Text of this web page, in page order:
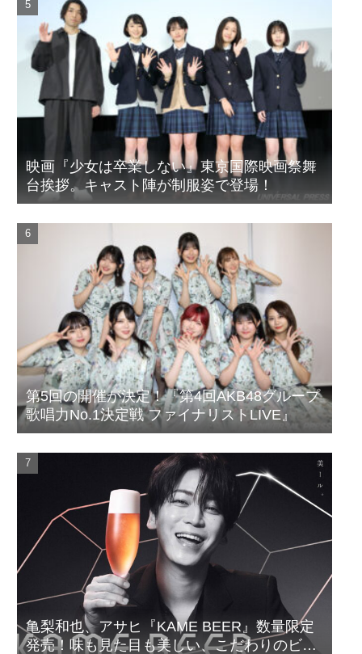
映画『少女は卒業しない』東京国際映画祭舞
台挨拶。キャスト陣が制服姿で登場！
第5回の開催が決定！『第4回AKB48グループ
歌唱力No.1決定戦 ファイナリストLIVE』
亀梨和也、アサヒ『KAME BEER』数量限定
発売！味も見た目も美しい、こだわりのビー